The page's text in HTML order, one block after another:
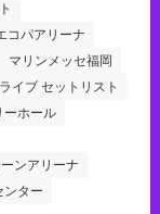
コパアリーナ
マリンメッセ福岡
イブ セットリスト
ーホール
ンアリーナ
ンター